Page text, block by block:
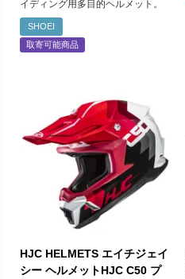
イディング用多目的ヘルメット。
SHOEI
取寄可能商品
HJC HELMETS エイチジェイ
シー ヘルメットHJC C50 プ